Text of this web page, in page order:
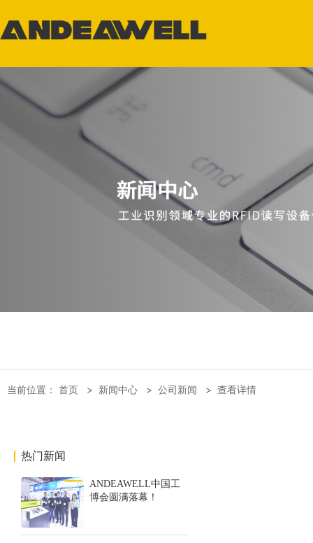
当前位置： 首页 > 新闻中心 > 公司新闻 > 查看详情
热门新闻
ANDEAWELL中国工
博会圆满落幕！